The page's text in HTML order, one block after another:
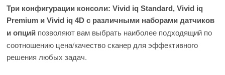
Три конфигурации консоли: Vivid iq Standard, Vivid iq
Premium и Vivid iq 4D с различными наборами датчиков
и опций позволяют вам выбрать наиболее подходящий по
соотношению цена/качество сканер для эффективного
решения любых задач.